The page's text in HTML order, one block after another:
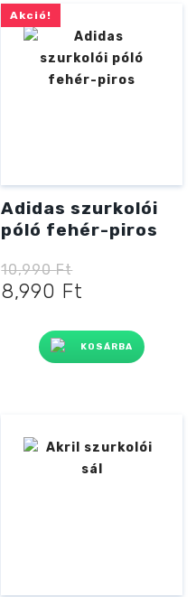
Akció!
Adidas szurkolói
póló fehér-piros
10,990Ft
Original
was:
10,990 Ft
8,990 Ft
is:
8,990 Ft
KOSÁRBA